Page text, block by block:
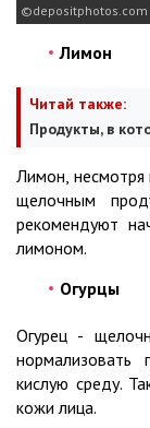
depositphotos.com
Лимон
Читай также:
Продукты, в
Лимон, несмотря
щелочным
рекомендуют
лимоном.
Огурцы
Огурец -
нормализовать
кислую среду.
кожи лица.